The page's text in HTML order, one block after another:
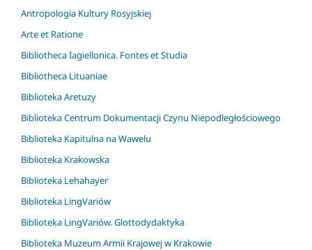
Antropologia Kultury Rosyjskiej
Arte et Ratione
Bibliotheca Iagiellonica. Fontes et Studia
Bibliotheca Lituaniae
Biblioteka Aretuzy
Biblioteka Centrum Dokumentacji Czynu Niepodległościowego
Biblioteka Kapitulna na Wawelu
Biblioteka Krakowska
Biblioteka Lehahayer
Biblioteka LingVariów
Biblioteka LingVariów. Glottodydaktyka
Biblioteka Muzeum Armii Krajowej w Krakowie